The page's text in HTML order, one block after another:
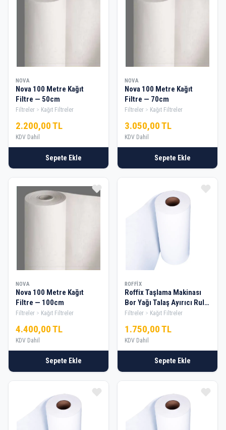
NOVA
Nova 100 Metre Kağıt
Filtre — 50cm
Filtreler Kağıt Filtreler
2.200,00 TL
KDV Dahil
Sepete Ekle
NOVA
Nova 100 Metre Kağıt
Filtre — 70cm
Filtreler Kağıt Filtreler
3.050,00 TL
KDV Dahil
Sepete Ekle
NOVA
Nova 100 Metre Kağıt
Filtre — 100cm
Filtreler Kağıt Filtreler
4.400,00 TL
KDV Dahil
Sepete Ekle
ROFFIX
Roffix Taşlama Makinası
Bor Yağı Talaş Ayırıcı Rulo
Kağıt Filtre — 30cm
Filtreler Kağıt Filtreler
1.750,00 TL
KDV Dahil
Sepete Ekle